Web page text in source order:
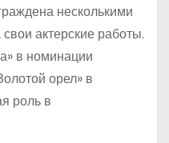
несколькими
актерские работы.
в номинации
орел» в
роль в